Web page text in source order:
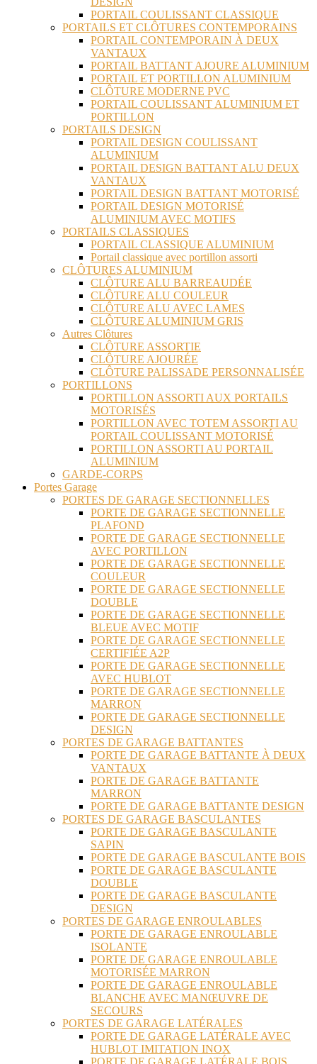
PORTAIL COULISSANT CLASSIQUE
PORTAILS ET CLÔTURES CONTEMPORAINS
PORTAIL CONTEMPORAIN À DEUX
VANTAUX
PORTAIL BATTANT AJOURE ALUMINIUM
PORTAIL ET PORTILLON ALUMINIUM
CLÔTURE MODERNE PVC
PORTAIL COULISSANT ALUMINIUM ET
PORTILLON
PORTAILS DESIGN
PORTAIL DESIGN COULISSANT
ALUMINIUM
PORTAIL DESIGN BATTANT ALU DEUX
VANTAUX
PORTAIL DESIGN BATTANT MOTORISÉ
PORTAIL DESIGN MOTORISÉ
ALUMINIUM AVEC MOTIFS
PORTAILS CLASSIQUES
PORTAIL CLASSIQUE ALUMINIUM
Portail classique avec portillon assorti
CLÔTURES ALUMINIUM
CLÔTURE ALU BARREAUDÉE
CLÔTURE ALU COULEUR
CLÔTURE ALU AVEC LAMES
CLÔTURE ALUMINIUM GRIS
Autres Clôtures
CLÔTURE ASSORTIE
CLÔTURE AJOURÉE
CLÔTURE PALISSADE PERSONNALISÉE
PORTILLONS
PORTILLON ASSORTI AUX PORTAILS
MOTORISÉS
PORTILLON AVEC TOTEM ASSORTI AU
PORTAIL COULISSANT MOTORISÉ
PORTILLON ASSORTI AU PORTAIL
ALUMINIUM
GARDE-CORPS
Portes Garage
PORTES DE GARAGE SECTIONNELLES
PORTE DE GARAGE SECTIONNELLE
PLAFOND
PORTE DE GARAGE SECTIONNELLE
AVEC PORTILLON
PORTE DE GARAGE SECTIONNELLE
COULEUR
PORTE DE GARAGE SECTIONNELLE
DOUBLE
PORTE DE GARAGE SECTIONNELLE
BLEUE AVEC MOTIF
PORTE DE GARAGE SECTIONNELLE
CERTIFIÉE A2P
PORTE DE GARAGE SECTIONNELLE
AVEC HUBLOT
PORTE DE GARAGE SECTIONNELLE
MARRON
PORTE DE GARAGE SECTIONNELLE
DESIGN
PORTES DE GARAGE BATTANTES
PORTE DE GARAGE BATTANTE À DEUX
VANTAUX
PORTE DE GARAGE BATTANTE
MARRON
PORTE DE GARAGE BATTANTE DESIGN
PORTES DE GARAGE BASCULANTES
PORTE DE GARAGE BASCULANTE
SAPIN
PORTE DE GARAGE BASCULANTE BOIS
PORTE DE GARAGE BASCULANTE
DOUBLE
PORTE DE GARAGE BASCULANTE
DESIGN
PORTES DE GARAGE ENROULABLES
PORTE DE GARAGE ENROULABLE
ISOLANTE
PORTE DE GARAGE ENROULABLE
MOTORISÉE MARRON
PORTE DE GARAGE ENROULABLE
BLANCHE AVEC MANŒUVRE DE
SECOURS
PORTES DE GARAGE LATÉRALES
PORTE DE GARAGE LATÉRALE AVEC
HUBLOT IMITATION INOX
PORTE DE GARAGE LATÉRALE BOIS